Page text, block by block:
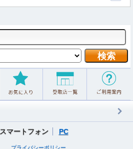
スマートフォン PC
プライバシーポリシー